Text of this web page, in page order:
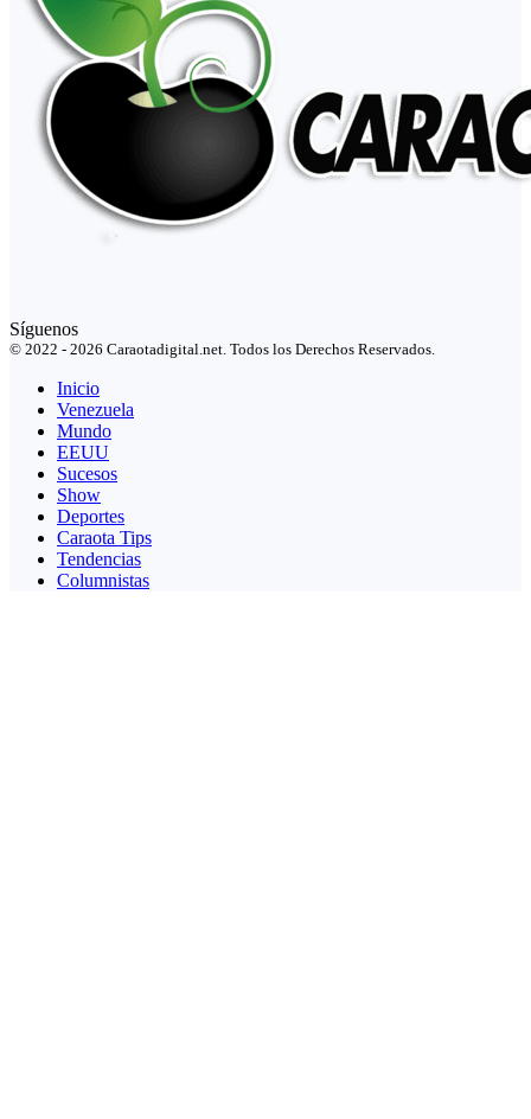
Síguenos
© 2022 - 2026 Caraotadigital.net. Todos los Derechos Reservados.
Inicio
Venezuela
Mundo
EEUU
Sucesos
Show
Deportes
Caraota Tips
Tendencias
Columnistas